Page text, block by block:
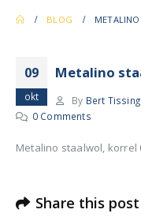
BLOG
09
okt
Metalino
By Bert
0 Comments
Metalino staalwol, korrel
Share this post